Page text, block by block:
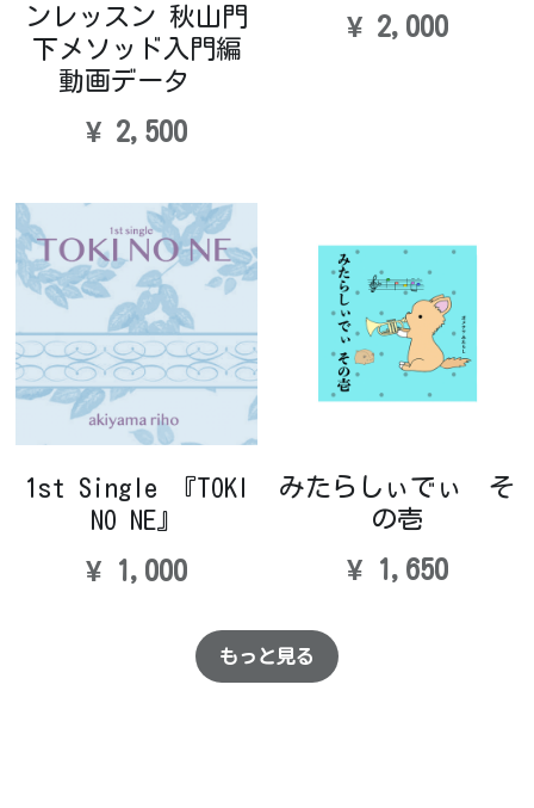
ンレッスン 秋山門
下メソッド入門編
動画データ
¥ 2,500
¥ 2,000
1st Single 『TOKI
NO NE』
¥ 1,000
みたらしぃでぃ そ
の壱
¥ 1,650
もっと見る